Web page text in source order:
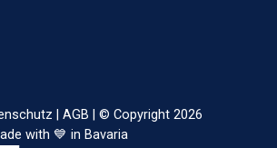
AGB
© Copyright 2026
with 💙 in Bavaria